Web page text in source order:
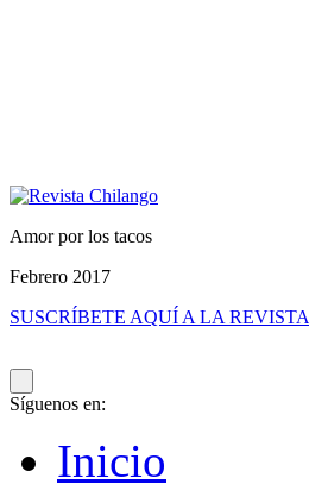
Amor por los tacos
Febrero 2017
SUSCRÍBETE AQUÍ A LA REVISTA
Síguenos en:
Inicio